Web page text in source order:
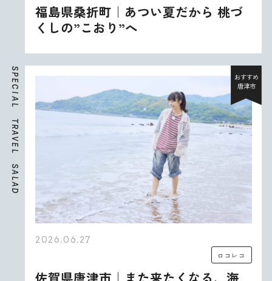
福島県桑折町｜あつい夏だから 桃づ
くしの”こおり”へ
S
P
E
C
I
A
L
T
R
A
V
E
L
S
A
L
A
D
おすすめ
唐津市
2026.06.27
ロコレコ